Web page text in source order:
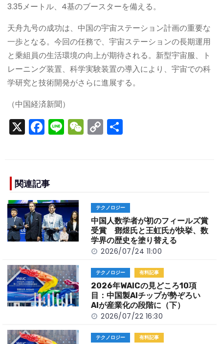
3.35メートル、4基のブースターを備える。
天舟九号の成功は、中国の宇宙ステーション計画の重要な
一歩となる。今回の任務で、宇宙ステーションの長期運用
と乗組員の生活環境の向上が期待される。新型宇宙服、ト
レーニング装置、科学実験装置の導入により、宇宙での科
学研究と技術開発がさらに進展する。
（中国経済新聞）
X F
a
e
b
o
o
k
Li
n
W
e
C
o
n
k
関連記事
テクノロジー
中国人数学者が初のフィールズ賞
受賞 鄧煜氏と王虹氏が快挙、数
学界の歴史を塗り替える
2026/07/24 11:00
テクノロジー 有料記事
2026年WAICの見どころ10項
目：中国製AIチップが勢ぞろい
AIが産業化の段階に（下）
2026/07/22 16:30
テクノロジー 有料記事